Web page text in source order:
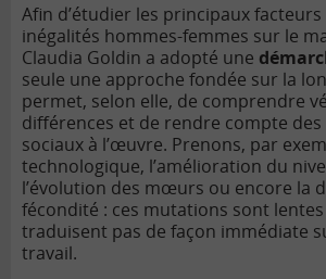
Afin d’étudier les principaux
inégalités hommes-femmes sur le
Claudia Goldin a adopté une
seule une approche fondée sur la
permet, selon elle, de comprendre
différences et de rendre compte
sociaux à l’œuvre. Prenons, par
technologique, l’amélioration du
l’évolution des mœurs ou encore la
fécondité : ces mutations sont lentes
traduisent pas de façon immédiate
travail.